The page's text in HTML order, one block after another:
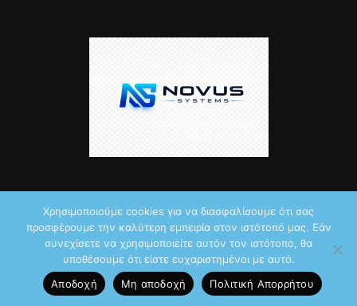
© 2026 by iTechNews.gr
Maddoctor dreamed it, Unpackman made it reality,Novus Systems
created it.
Χρησιμοποιούμε cookies για να διασφαλίσουμε ότι σας
προσφέρουμε την καλύτερη εμπειρία στον ιστότοπό μας. Εάν
συνεχίσετε να χρησιμοποιείτε αυτόν τον ιστότοπο, θα
υποθέσουμε ότι είστε ευχαριστημένοι με αυτό.
Αποδοχή
Μη αποδοχή Πολιτική Aπορρήτου